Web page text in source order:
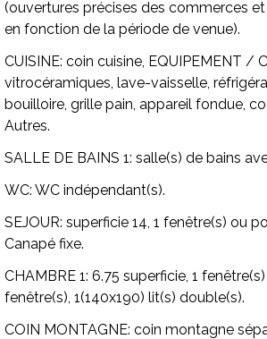
(ouvertures précises des commerces
en fonction de la période de venue).
CUISINE: coin cuisine, EQUIPEMENT /
vitrocéramiques, lave-vaisselle,
bouilloire, grille pain, appareil fondue,
Autres.
SALLE DE BAINS 1: salle(s) de bains
WC: WC indépendant(s).
SEJOUR: superficie 14, 1 fenêtre(s) ou
Canapé fixe.
CHAMBRE 1: 6.75 superficie, 1
fenêtre(s), 1(140x190) lit(s) double(s).
COIN MONTAGNE: coin montagne